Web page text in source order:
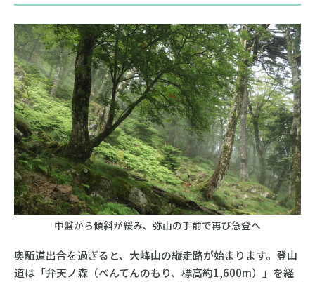
中盤から傾斜が緩み、弥山の手前で再び急登へ
奥駈道出合を過ぎると、大峰山の縦走路が始まります。登山
道は「弁天ノ森（べんてんのもり、標高約1,600m）」を経